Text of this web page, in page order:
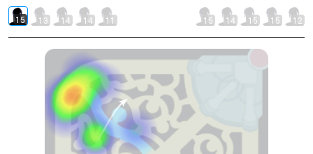
15 13 14 14 11 15 14 15 15 12